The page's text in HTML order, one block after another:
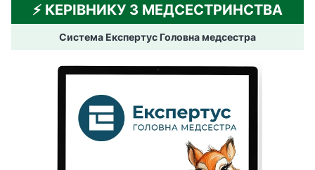
⚡️ КЕРІВНИКУ З МЕДСЕСТРИНСТВА
Система Експертус Головна медсестра